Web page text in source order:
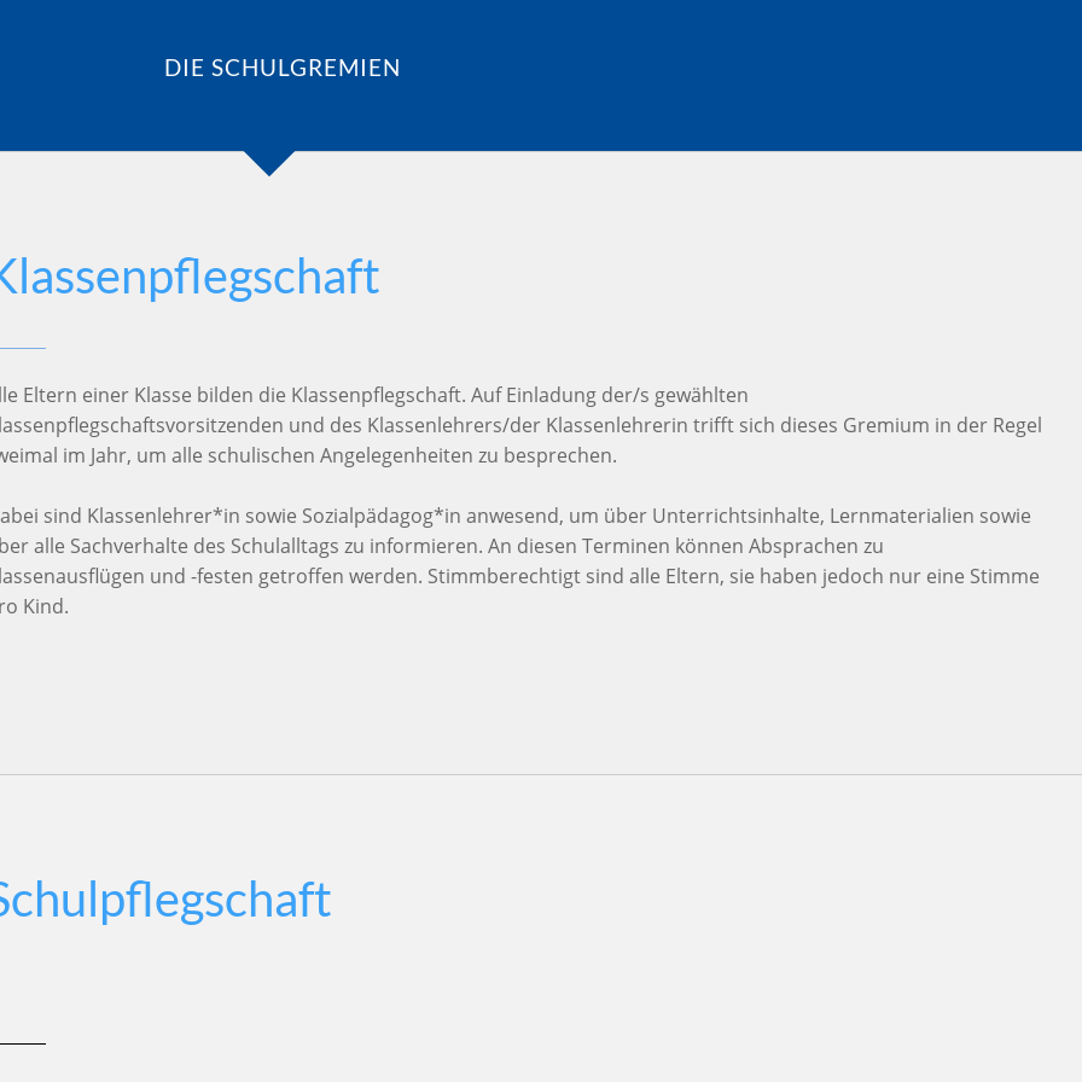
DIE SCHULGREMIEN
Eltern einer Klasse bilden die Klassenpflegschaft. Auf Einladung der/s gewählten
und des Klassenlehrers/der Klassenlehrerin trifft sich dieses Gremium in der Regel
im Jahr, um alle schulischen Angelegenheiten zu besprechen.
sind Klassenlehrer*in sowie Sozialpädagog*in anwesend, um über Unterrichtsinhalte, Lernmaterialien sowie
alle Sachverhalte des Schulalltags zu informieren. An diesen Terminen können Absprachen zu
und -festen getroffen werden. Stimmberechtigt sind alle Eltern, sie haben jedoch nur eine Stimme
Kind.